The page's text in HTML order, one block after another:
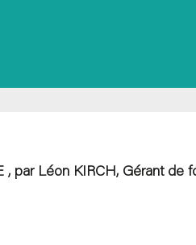
, par Léon KIRCH, Gérant de